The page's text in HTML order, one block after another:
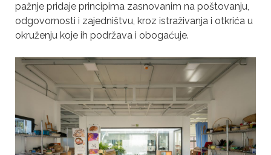
pažnje pridaje principima zasnovanim na poštovanju,
odgovornosti i zajedništvu, kroz istraživanja i otkrića u
okruženju koje ih podržava i obogaćuje.